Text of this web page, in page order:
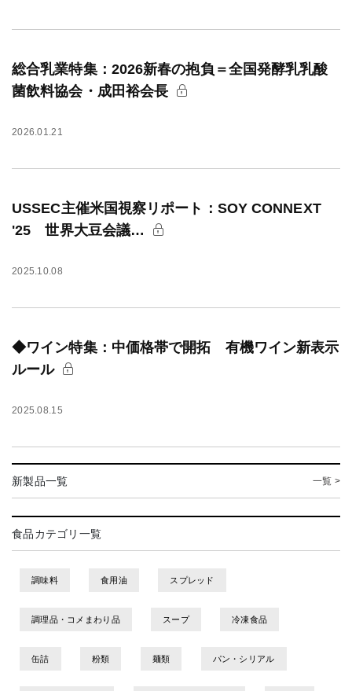
総合乳業特集：2026新春の抱負＝全国発酵乳乳酸
菌飲料協会・成田裕会長
2026.01.21
USSEC主催米国視察リポート：SOY CONNEXT
'25 世界大豆会議…
2025.10.08
◆ワイン特集：中価格帯で開拓 有機ワイン新表示
ルール
2025.08.15
新製品一覧 一覧 >
食品カテゴリ一覧
調味料 食用油 スプレッド
調理品・コメまわり品 スープ 冷凍食品
缶詰 粉類 麺類 パン・シリアル